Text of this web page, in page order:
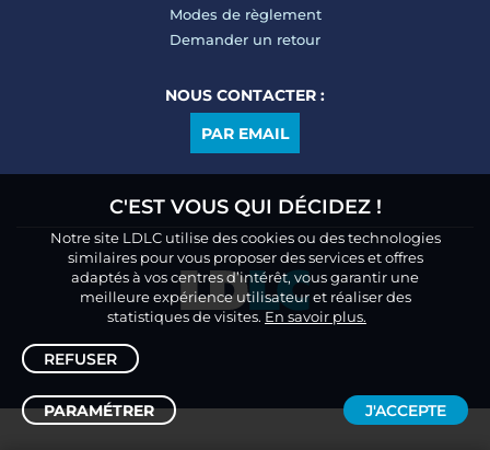
Modes de règlement
Demander un retour
NOUS CONTACTER :
PAR EMAIL
C'EST VOUS QUI DÉCIDEZ !
Notre site LDLC utilise des cookies ou des technologies
similaires pour vous proposer des services et offres
adaptés à vos centres d’intérêt, vous garantir une
meilleure expérience utilisateur et réaliser des
statistiques de visites. En savoir plus.
REFUSER
PARAMÉTRER J'ACCEPTE